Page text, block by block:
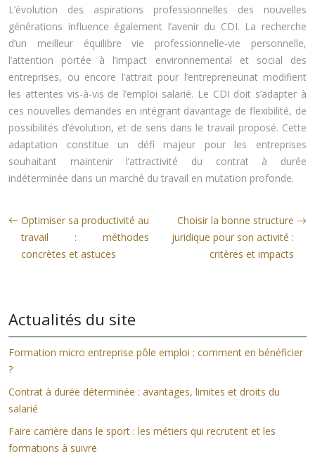
L’évolution des aspirations professionnelles des nouvelles
générations influence également l’avenir du CDI. La recherche
d’un meilleur équilibre vie professionnelle-vie personnelle,
l’attention portée à l’impact environnemental et social des
entreprises, ou encore l’attrait pour l’entrepreneuriat modifient
les attentes vis-à-vis de l’emploi salarié. Le CDI doit s’adapter à
ces nouvelles demandes en intégrant davantage de flexibilité, de
possibilités d’évolution, et de sens dans le travail proposé. Cette
adaptation constitue un défi majeur pour les entreprises
souhaitant maintenir l’attractivité du contrat à durée
indéterminée dans un marché du travail en mutation profonde.
Optimiser sa productivité au
travail : méthodes
concrètes et astuces
Choisir la bonne structure
juridique pour son activité :
critères et impacts
Actualités du site
Formation micro entreprise pôle emploi : comment en bénéficier
?
Contrat à durée déterminée : avantages, limites et droits du
salarié
Faire carrière dans le sport : les métiers qui recrutent et les
formations à suivre